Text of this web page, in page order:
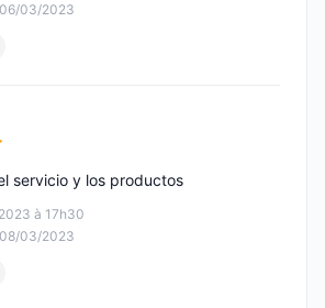
03/2023
à 17h30
03/2023
servicio y los productos